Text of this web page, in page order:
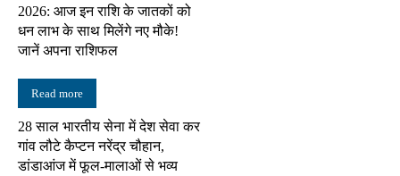
2026: आज इन राशि के जातकों को
धन लाभ के साथ मिलेंगे नए मौके!
जानें अपना राशिफल
Read more
28 साल भारतीय सेना में देश सेवा कर
गांव लौटे कैप्टन नरेंद्र चौहान,
डांडाआंज में फूल-मालाओं से भव्य